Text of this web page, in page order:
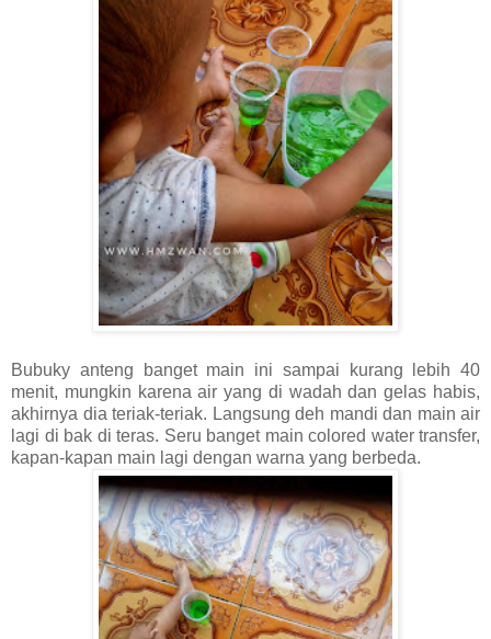
Bubuky anteng banget main ini sampai kurang lebih 40
menit, mungkin karena air yang di wadah dan gelas habis,
akhirnya dia teriak-teriak. Langsung deh mandi dan main air
lagi di bak di teras. Seru banget main colored water transfer,
kapan-kapan main lagi dengan warna yang berbeda.